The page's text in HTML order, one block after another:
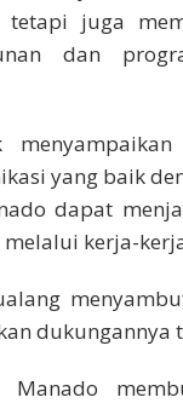
tetapi juga
dan
yang baik
dapat
kerja-
Manado